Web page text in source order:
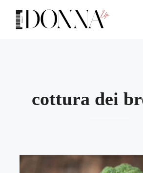
contenuto
cottura dei